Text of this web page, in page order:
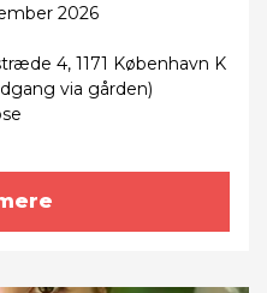
2026
4, 1171 København K
via gården)